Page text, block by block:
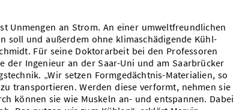
Unmengen an Strom. An einer umweltfreundlichen
soll und außerdem ohne klimaschädigende Kühl-
Für seine Doktorarbeit bei den Professoren
der Ingenieur an der Saar-Uni und am Saarbrücker
„Wir setzen Formgedächtnis-Materialien, so
transportieren. Werden diese verformt, nehmen sie
können sie wie Muskeln an- und entspannen. Dabei